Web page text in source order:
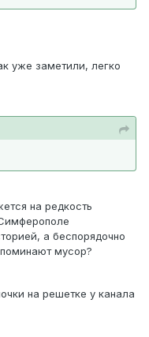
уже заметили, легко
на редкость
а беспорядочно
мусор?
на решетке у канала